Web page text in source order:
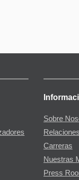
Sobre
Carreras
Nuestras
Press